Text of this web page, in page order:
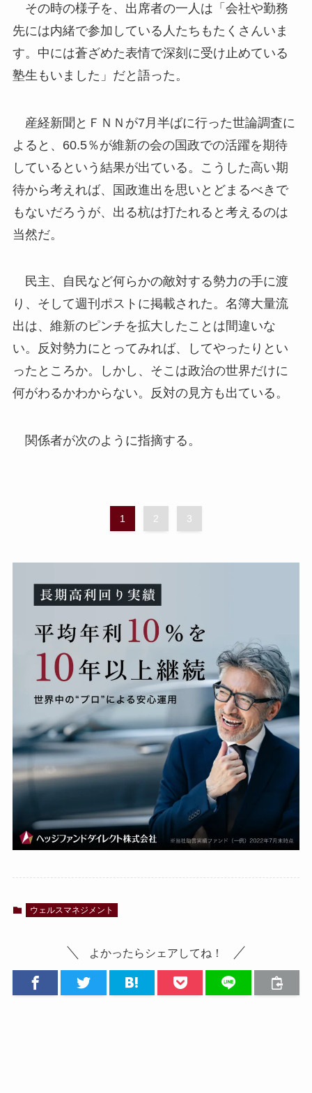
その時の様子を、出席者の一人は「会社や勤務
先には内緒で参加している人たちもたくさんいま
す。中には蒼ざめた表情で深刻に受け止めている
塾生もいました」だと語った。
産経新聞とＦＮＮが7月半ばに行った世論調査に
よると、60.5％が維新の会の国政での活躍を期待
しているという結果が出ている。こうした高い期
待から考えれば、国政進出を思いとどまるべきで
もないだろうが、出る杭は打たれると考えるのは
当然だ。
民主、自民など何らかの敵対する勢力の手に渡
り、そして週刊ポストに掲載された。名簿大量流
出は、維新のピンチを拡大したことは間違いな
い。反対勢力にとってみれば、してやったりとい
ったところか。しかし、そこは政治の世界だけに
何がわるかわからない。反対の見方も出ている。
関係者が次のように指摘する。
1 2 3
ウェルスマネジメント
よかったらシェアしてね！